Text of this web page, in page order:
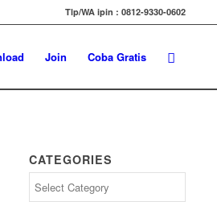
Tlp/WA ipin : 0812-9330-0602
Join Coba Gratis
CATEGORIES